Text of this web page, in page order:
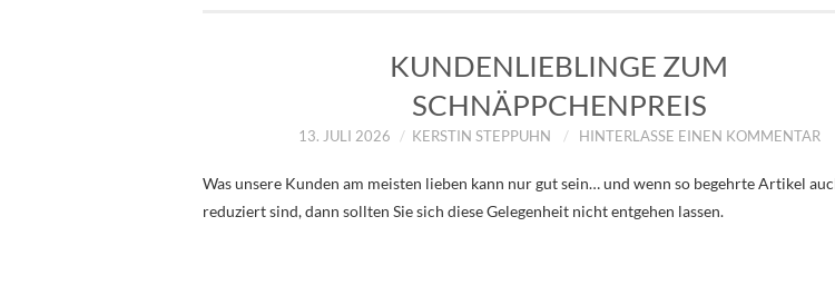
KUNDENLIEBLINGE ZUM
SCHNÄPPCHENPREIS
13. JULI 2026 KERSTIN STEPPUHN HINTERLASSE EINEN KOMMENTAR
Was unsere Kunden am meisten lieben kann nur gut sein… und wenn so begehrte Artikel
reduziert sind, dann sollten Sie sich diese Gelegenheit nicht entgehen lassen.